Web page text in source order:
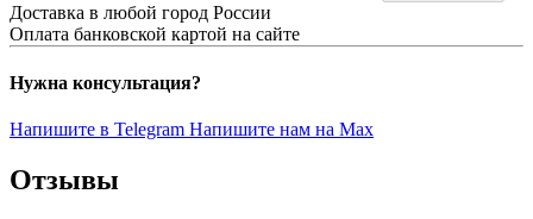
Доставка в любой город России
Оплата банковской картой на сайте
Нужна консультация?
Напишите в Telegram Напишите нам на Max
Отзывы